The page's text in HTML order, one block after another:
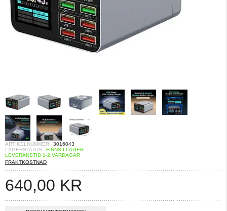
ARTIKELNUMMER: 3016043
LAGERSTATUS: FINNS I LAGER.
LEVERANSTID 1-2 VARDAGAR
FRAKTKOSTNAD
640,00 KR